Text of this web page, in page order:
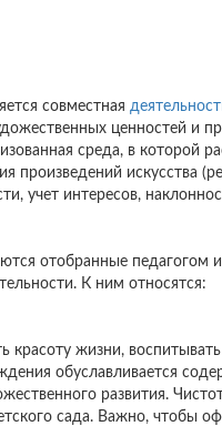
совместная
ценностей и
среда, в которой
искусства
учет интересов,
отобранные педагогом
К ним относятся:
красоту жизни,
обуславливается
развития.
сада. Важно, чтобы